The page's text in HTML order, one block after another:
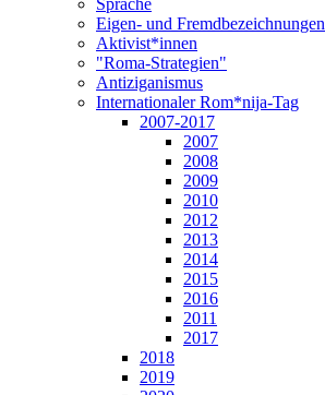
Sprache
Eigen- und Fremdbezeichnungen
Aktivist*innen
"Roma-Strategien"
Antiziganismus
Internationaler Rom*nija-Tag
2007-2017
2007
2008
2009
2010
2012
2013
2014
2015
2016
2011
2017
2018
2019